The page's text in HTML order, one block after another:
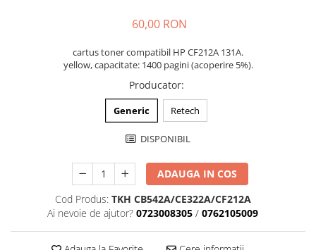
60,00 RON
cartus toner compatibil HP CF212A 131A.
yellow, capacitate: 1400 pagini (acoperire 5%).
Producator:
Generic Retech
DISPONIBIL
ADAUGA IN COS
Cod Produs: TKH CB542A/CE322A/CF212A
Ai nevoie de ajutor? 0723008305 / 0762105009